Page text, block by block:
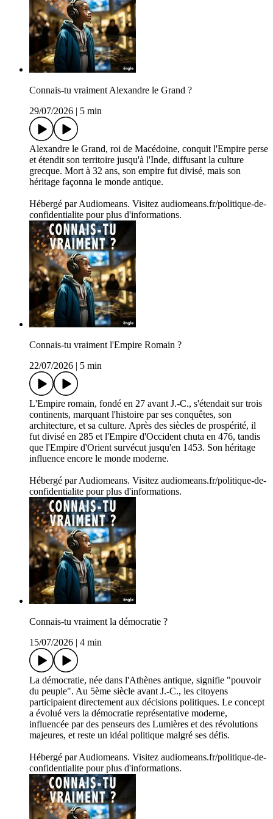
Connais-tu vraiment Alexandre le Grand ?
29/07/2026
5 min
Alexandre le Grand, roi de Macédoine, conquit l'Empire perse
et étendit son territoire jusqu'à l'Inde, diffusant la culture
grecque. Mort à 32 ans, son empire fut divisé, mais son
héritage façonna le monde antique.
Hébergé par Audiomeans. Visitez audiomeans.fr/politique-de-
confidentialite pour plus d'informations.
Connais-tu vraiment l'Empire Romain ?
22/07/2026
5 min
L'Empire romain, fondé en 27 avant J.-C., s'étendait sur trois
continents, marquant l'histoire par ses conquêtes, son
architecture, et sa culture. Après des siècles de prospérité, il
fut divisé en 285 et l'Empire d'Occident chuta en 476, tandis
que l'Empire d'Orient survécut jusqu'en 1453. Son héritage
influence encore le monde moderne.
Hébergé par Audiomeans. Visitez audiomeans.fr/politique-de-
confidentialite pour plus d'informations.
Connais-tu vraiment la démocratie ?
15/07/2026
4 min
La démocratie, née dans l'Athènes antique, signifie "pouvoir
du peuple". Au 5ème siècle avant J.-C., les citoyens
participaient directement aux décisions politiques. Le concept
a évolué vers la démocratie représentative moderne,
influencée par des penseurs des Lumières et des révolutions
majeures, et reste un idéal politique malgré ses défis.
Hébergé par Audiomeans. Visitez audiomeans.fr/politique-de-
confidentialite pour plus d'informations.